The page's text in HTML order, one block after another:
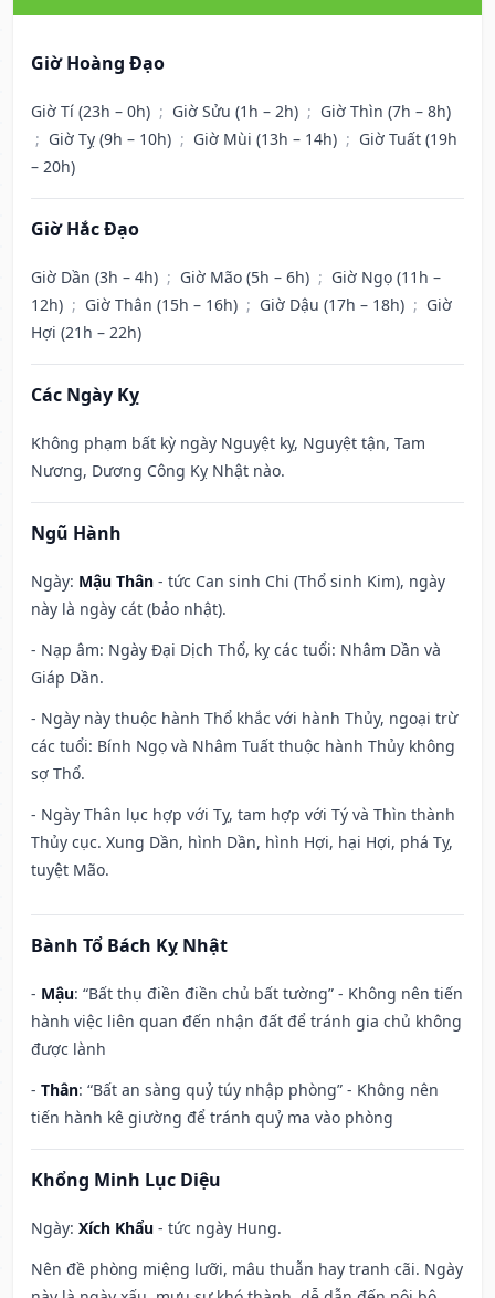
Giờ Hoàng Đạo
Giờ Tí (23h – 0h) ; Giờ Sửu (1h – 2h) ; Giờ Thìn (7h – 8h)
; Giờ Tỵ (9h – 10h) ; Giờ Mùi (13h – 14h) ; Giờ Tuất (19h
– 20h)
Giờ Hắc Đạo
Giờ Dần (3h – 4h) ; Giờ Mão (5h – 6h) ; Giờ Ngọ (11h –
12h) ; Giờ Thân (15h – 16h) ; Giờ Dậu (17h – 18h) ; Giờ
Hợi (21h – 22h)
Các Ngày Kỵ
Không phạm bất kỳ ngày Nguyệt kỵ, Nguyệt tận, Tam
Nương, Dương Công Kỵ Nhật nào.
Ngũ Hành
Ngày: Mậu Thân - tức Can sinh Chi (Thổ sinh Kim), ngày
này là ngày cát (bảo nhật).
- Nạp âm: Ngày Đại Dịch Thổ, kỵ các tuổi: Nhâm Dần và
Giáp Dần.
- Ngày này thuộc hành Thổ khắc với hành Thủy, ngoại trừ
các tuổi: Bính Ngọ và Nhâm Tuất thuộc hành Thủy không
sợ Thổ.
- Ngày Thân lục hợp với Tỵ, tam hợp với Tý và Thìn thành
Thủy cục. Xung Dần, hình Dần, hình Hợi, hại Hợi, phá Tỵ,
tuyệt Mão.
Bành Tổ Bách Kỵ Nhật
- Mậu: “Bất thụ điền điền chủ bất tường” - Không nên tiến
hành việc liên quan đến nhận đất để tránh gia chủ không
được lành
- Thân: “Bất an sàng quỷ túy nhập phòng” - Không nên
tiến hành kê giường để tránh quỷ ma vào phòng
Khổng Minh Lục Diệu
Ngày: Xích Khẩu - tức ngày Hung.
Nên đề phòng miệng lưỡi, mâu thuẫn hay tranh cãi. Ngày